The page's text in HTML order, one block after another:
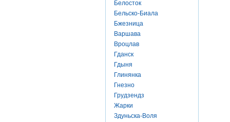
Белосток
Бельско-Биала
Бжезница
Варшава
Вроцлав
Гданск
Гдыня
Глинянка
Гнезно
Грудзендз
Жарки
Здуньска-Воля